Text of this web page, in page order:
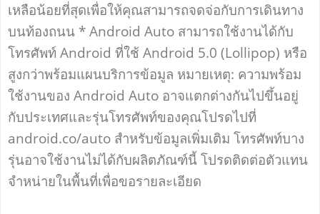
เหลือน้อยที่สุดเพื่อให้คุณสามารถจดจ่อกับการเดินทาง
บนท้องถนน * Android Auto สามารถใช้งานได้กับ
โทรศัพท์ Android ที่ใช้ Android 5.0 (Lollipop) หรือ
สูงกว่าพร้อมแผนบริการข้อมูล หมายเหตุ: ความพร้อม
ใช้งานของ Android Auto อาจแตกต่างกันไปขึ้นอยู่
กับประเทศและรุ่นโทรศัพท์ของคุณโปรดไปที่
android.co/auto สำหรับข้อมูลเพิ่มเติม โทรศัพท์บาง
รุ่นอาจใช้งานไม่ได้กับผลิตภัณฑ์นี้ โปรดติดต่อตัวแทน
จำหน่ายในพื้นที่เพื่อขอรายละเอียด